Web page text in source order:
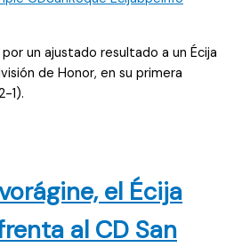
un ajustado resultado a un Écija
de Honor, en su primera
1).
el Écija
al CD San